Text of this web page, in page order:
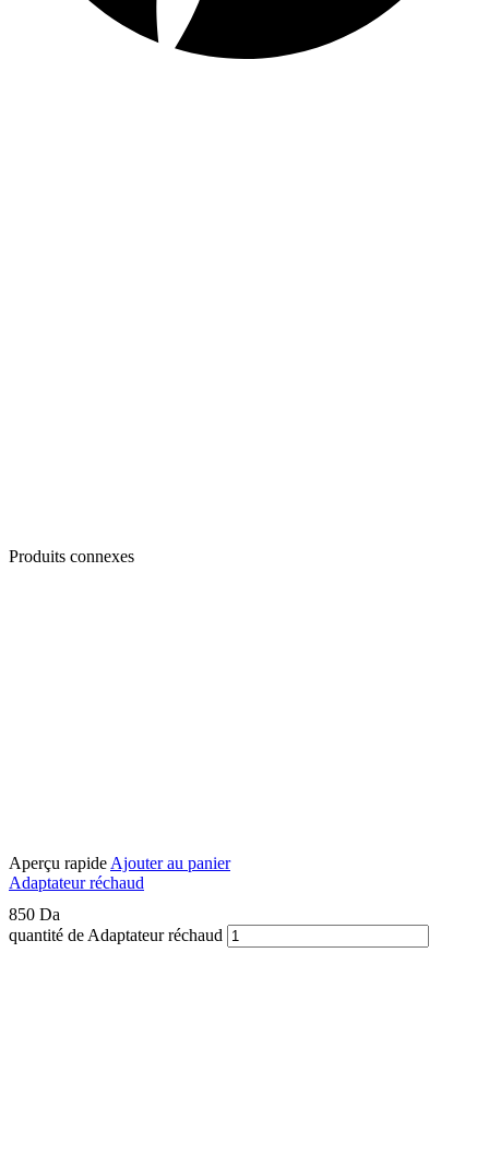
Produits connexes
Aperçu rapide Ajouter au panier
Adaptateur réchaud
850 Da
quantité de Adaptateur réchaud